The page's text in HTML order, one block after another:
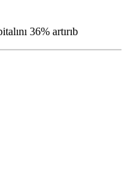
36% artırıb